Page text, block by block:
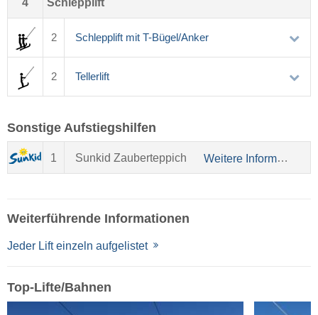
4 Schlepplift
2 Schlepplift mit T-Bügel/Anker
2 Tellerlift
Sonstige Aufstiegshilfen
1 Sunkid Zauberteppich Weitere Informationen über Sunkid
Weiterführende Informationen
Jeder Lift einzeln aufgelistet
Top-Lifte/Bahnen